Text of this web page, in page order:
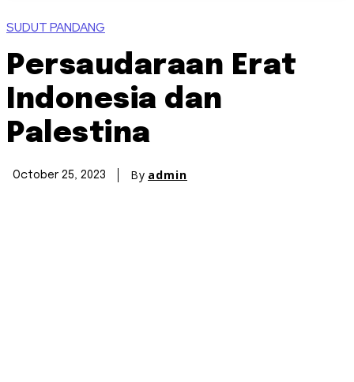
SUDUT PANDANG
Persaudaraan Erat
Indonesia dan
Palestina
October 25, 2023 By admin